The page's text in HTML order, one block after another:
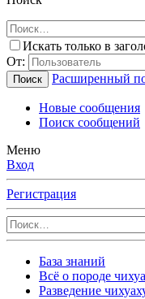
Искать только в
От:
Поиск Расширенный
Новые сообщения
Поиск сообщений
Меню
Вход
Регистрация
База знаний
Всё о породе
Разведение